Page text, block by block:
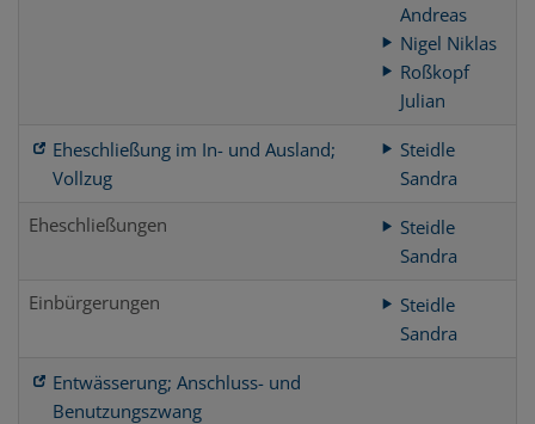
Andreas
Nigel Niklas
Roßkopf
Julian
Eheschließung im In- und Ausland;
Vollzug
Steidle
Sandra
Eheschließungen
Steidle
Sandra
Einbürgerungen
Steidle
Sandra
Entwässerung; Anschluss- und
Benutzungszwang